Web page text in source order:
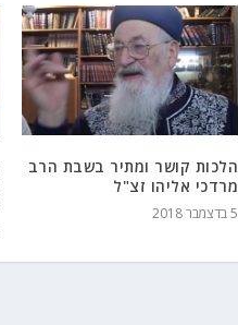
הלכות קושר ומתיר בשבת הרב
מרדכי אליהו זצ"ל
5 בדצמבר 2018